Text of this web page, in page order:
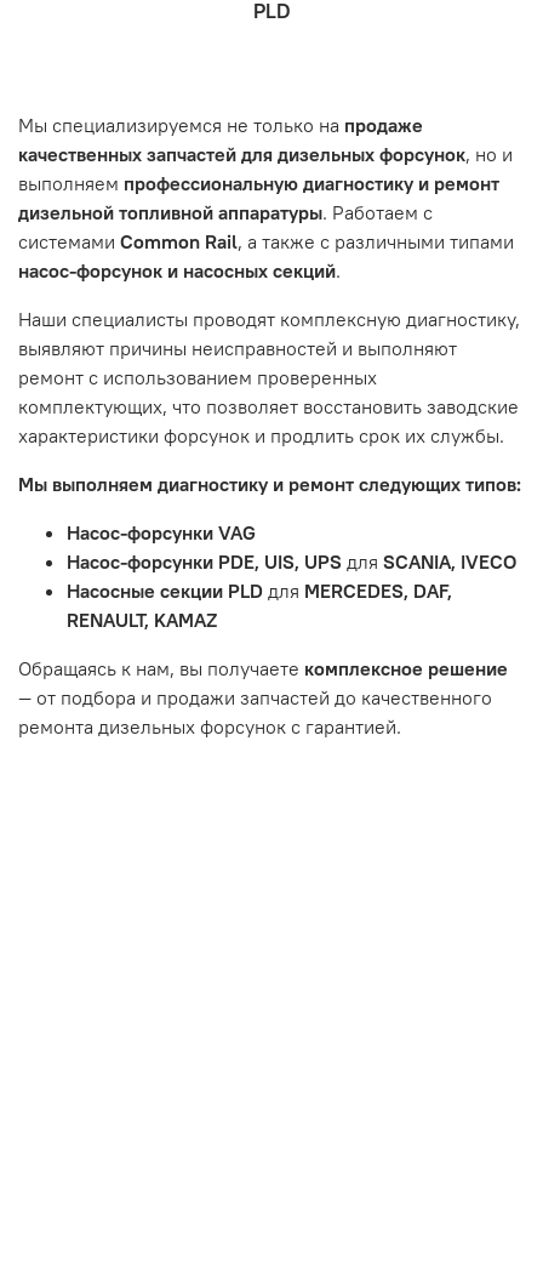
знакомы с основными правилами обслуживания и
неисправности, вызванные нарушением правил
обслуживания или эксплуатации автомобиля. Если у вас
возникнут проблемы с отремонтированной системой,
мы обязательно разберемся в ситуации и предложим
решение. Однако если проблема вызвана одним из
перечисленных выше факторов, мы не сможем
Гарантия не распространяется на следующие случаи:
Истек гарантийный срок.
Товар является расходным материалом, который
тормозные колодки, диски сцепления, свечи зажигания
Неисправности вызваны ДТП, неправильной установкой
или чрезмерным износом.
Неисправность топливной системы или системы
впуска/выпуска.
PLD
Мы специализируемся не только на продаже
качественных запчастей для дизельных форсунок, но и
выполняем профессиональную диагностику и ремонт
дизельной топливной аппаратуры. Работаем с
системами Common Rail, а также с различными типами
насос-форсунок и насосных секций.
Наши специалисты проводят комплексную диагностику,
выявляют причины неисправностей и выполняют
ремонт с использованием проверенных
комплектующих, что позволяет восстановить заводские
характеристики форсунок и продлить срок их службы.
Мы выполняем диагностику и ремонт следующих типов:
Насос-форсунки VAG
Насос-форсунки PDE, UIS, UPS для SCANIA, IVECO
Насосные секции PLD для MERCEDES, DAF,
RENAULT, KAMAZ
Обращаясь к нам, вы получаете комплексное решение
— от подбора и продажи запчастей до качественного
ремонта дизельных форсунок с гарантией.